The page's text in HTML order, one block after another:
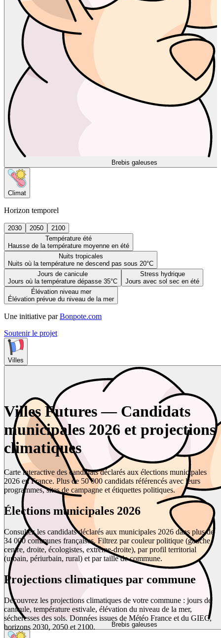
Brebis galeuses
Climat
Horizon temporel
2030 2050
2100
Température été
Hausse de la température moyenne en été
Nuits tropicales
Nuits où la température ne descend pas sous 20°C
Jours de canicule
Jours où la température dépasse 35°C
Stress hydrique
Jours avec sol sec en été
Élévation niveau mer
Élévation prévue du niveau de la mer
Une initiative par Bonpote.com
Soutenir le projet
Villes
Brebis galeuses
Villes Futures — Candidats
municipales 2026 et projections
climatiques
Carte interactive des candidats déclarés aux élections municipales
2026 en France. Plus de 50 000 candidats référencés avec leurs
programmes, sites de campagne et étiquettes politiques.
Élections municipales 2026
Consultez les candidats déclarés aux municipales 2026 dans plus de
34 000 communes françaises. Filtrez par couleur politique (gauche,
centre, droite, écologistes, extrême-droite), par profil territorial
(urbain, périurbain, rural) et par taille de commune.
Projections climatiques par commune
Découvrez les projections climatiques de votre commune : jours de
canicule, température estivale, élévation du niveau de la mer,
sécheresses des sols. Données issues de Météo France et du GIEC,
horizons 2030, 2050 et 2100.